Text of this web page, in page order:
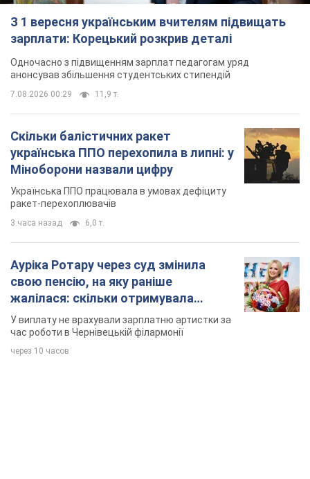
З 1 вересня українським вчителям підвищать
зарплати: Корецький розкрив деталі
Одночасно з підвищенням зарплат педагогам уряд
анонсував збільшення студентських стипендій
7.08.2026 00:29 11,9 т.
Скільки балістичних ракет
українська ППО перехопила в липні: у
Міноборони назвали цифру
Українська ППО працювала в умовах дефіциту
ракет-перехоплювачів
3 часа назад 6,0 т.
Ауріка Ротару через суд змінила
свою пенсію, на яку раніше
жалілася: скільки отримувала
співачка
У виплату не врахували зарплатню артистки за
час роботи в Чернівецькій філармонії
через 10 часов